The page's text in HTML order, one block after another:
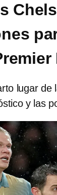
lugar de
y las